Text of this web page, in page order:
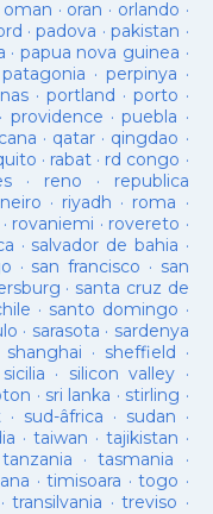
oman · oran · orlando ·
·padova ·pakistan ·
· papua nova guinea ·
patagonia · perpinya ·
·portland · porto ·
· providence ·puebla ·
· qatar · qingdao ·
· rabat · rd congo ·
· reno · republica
· riyadh · roma ·
· rovaniemi · rovereto ·
· salvador de bahia ·
· san francisco · san
· santa cruz de
· santo domingo ·
· sarasota · sardenya
shanghai · sheffield ·
sicilia · silicon valley ·
· sri lanka · stirling ·
· sud-âfrica · sudan ·
·taiwan · tajikistan ·
tanzania ·tasmania ·
·timisoara ·togo ·
·transilvania ·treviso ·